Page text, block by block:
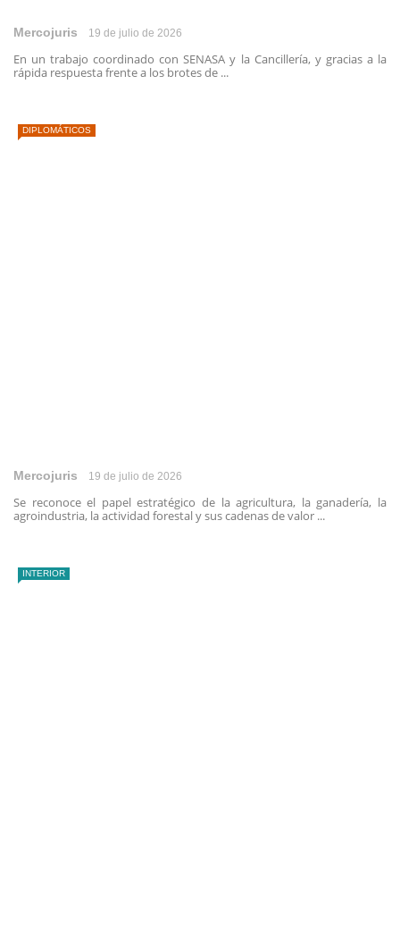
Mercojuris 19 de julio de 2026
En un trabajo coordinado con SENASA y la Cancillería, y gracias a la
rápida respuesta frente a los brotes de ...
DIPLOMÁTICOS
Mercojuris 19 de julio de 2026
Se reconoce el papel estratégico de la agricultura, la ganadería, la
agroindustria, la actividad forestal y sus cadenas de valor ...
INTERIOR